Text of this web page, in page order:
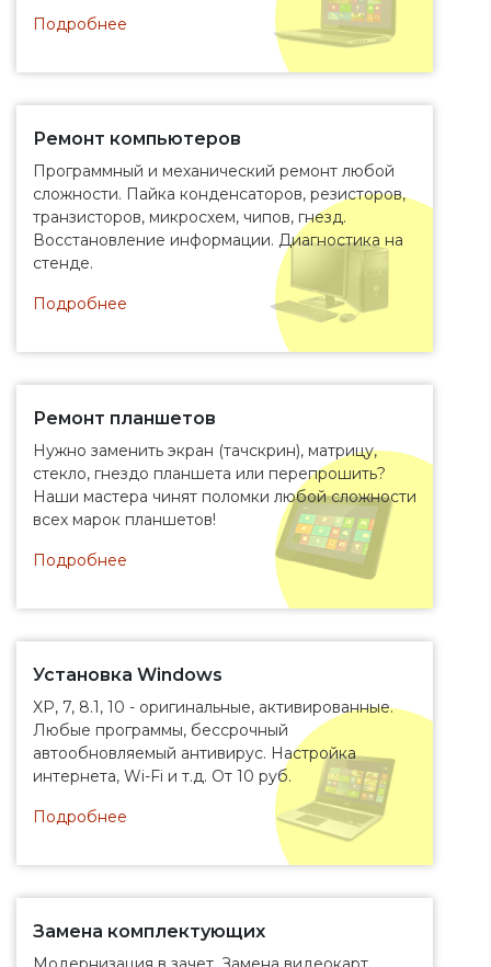
Подробнее
Ремонт компьютеров
Программный и механический ремонт любой
сложности. Пайка конденсаторов, резисторов,
транзисторов, микросхем, чипов, гнезд.
Восстановление информации. Диагностика на
стенде.
Подробнее
Ремонт планшетов
Нужно заменить экран (тачскрин), матрицу,
стекло, гнездо планшета или перепрошить?
Наши мастера чинят поломки любой сложности
всех марок планшетов!
Подробнее
Установка Windows
XP, 7, 8.1, 10 - оригинальные, активированные.
Любые программы, бессрочный
автообновляемый антивирус. Настройка
интернета, Wi-Fi и т.д. От 10 руб.
Подробнее
Замена комплектующих